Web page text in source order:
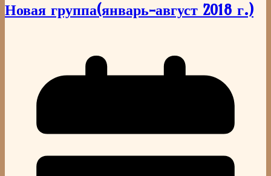
Новая группа(январь-август 2018 г.)